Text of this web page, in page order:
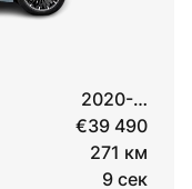
2020-…
€39 490
271 км
9 сек